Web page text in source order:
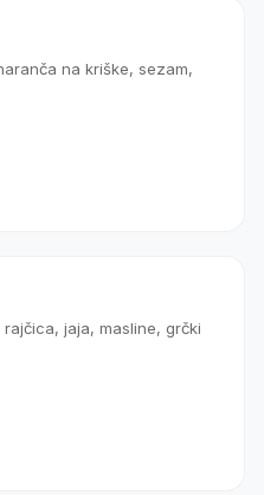
na kriške, sezam,
jaja, masline, grčki